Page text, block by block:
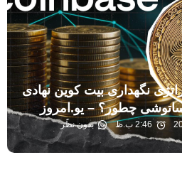
نگهداری بیت کوین نهادی
چطور؟ – یو.امروز
2:46 ب.ظ
بدون نظر